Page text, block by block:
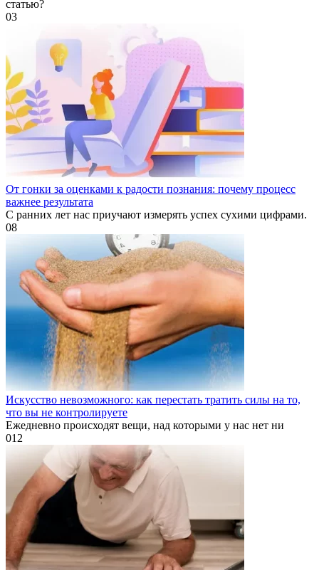
статью?
03
От гонки за оценками к радости познания: почему процесс
важнее результата
С ранних лет нас приучают измерять успех сухими цифрами.
08
Искусство невозможного: как перестать тратить силы на то,
что вы не контролируете
Ежедневно происходят вещи, над которыми у нас нет ни
012